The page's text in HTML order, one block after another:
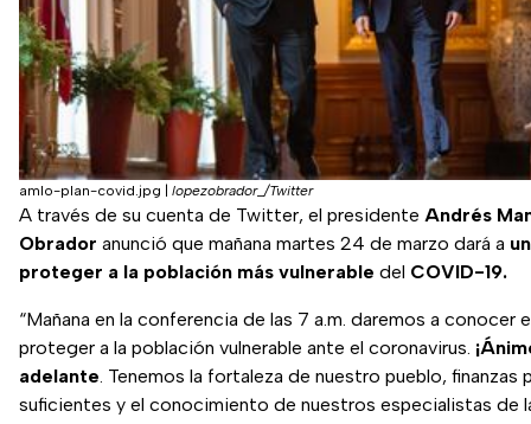
amlo-plan-covid.jpg lopezobrador_/Twitter
A través de su cuenta de Twitter, el presidente Andrés
Obrador anunció que mañana martes 24 de marzo dará a
proteger a la población más vulnerable del COVID-19.
“Mañana en la conferencia de las 7 a.m. daremos a conocer
proteger a la población vulnerable ante el coronavirus.
adelante. Tenemos la fortaleza de nuestro pueblo, finanzas
suficientes y el conocimiento de nuestros especialistas de